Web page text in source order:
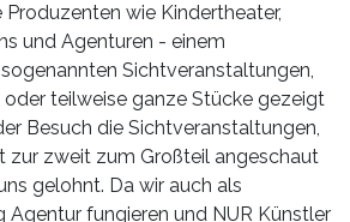
wie Kindertheater,
und Agenturen - einem
Sichtveranstaltungen,
teilweise ganze Stücke gezeigt
Besuch die Sichtveranstaltungen,
zur zweit zum Großteil angeschaut
gelohnt. Da wir auch als
Agentur fungieren und NUR Künstler